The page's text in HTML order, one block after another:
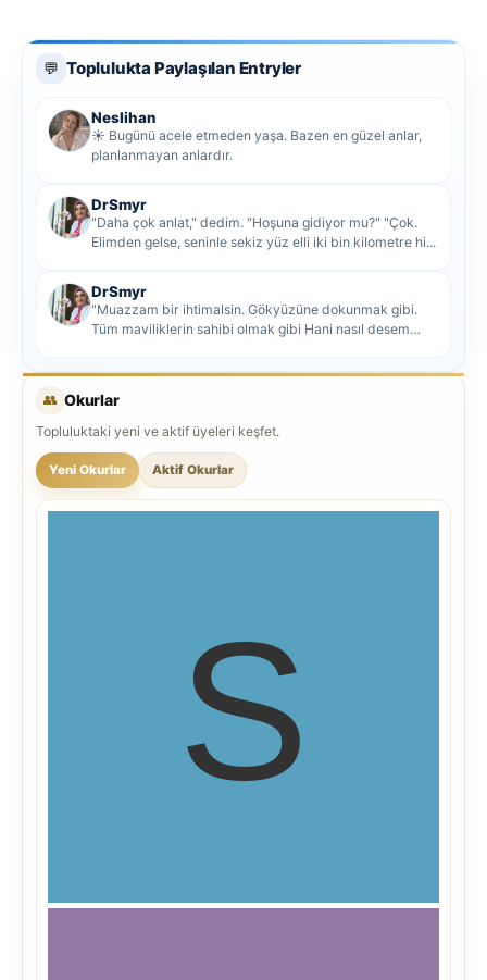
💬 Toplulukta Paylaşılan Entryler
Neslihan
☀️ Bugünü acele etmeden yaşa. Bazen en güzel anlar,
planlanmayan anlardır.
DrSmyr
"Daha çok anlat," dedim. "Hoşuna gidiyor mu?" "Çok.
Elimden gelse, seninle sekiz yüz elli iki bin kilometre hi...
DrSmyr
"Muazzam bir ihtimalsin. Gökyüzüne dokunmak gibi.
Tüm maviliklerin sahibi olmak gibi Hani nasıl desem
👥 Okurlar
Topluluktaki yeni ve aktif üyeleri keşfet.
Yeni Okurlar Aktif Okurlar